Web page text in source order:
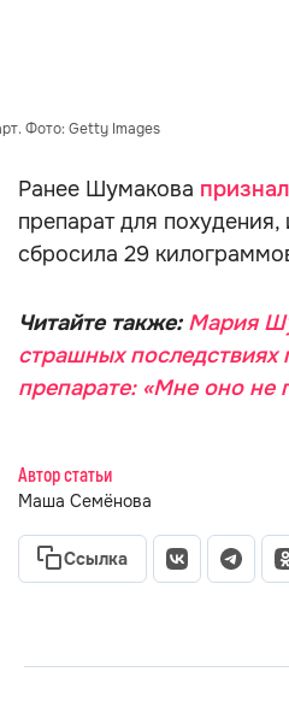
Фото: Getty Images
Ранее Шумакова
препарат для похудения,
сбросила 29
Читайте также: Мария
страшных
препарате: «Мне оно не
Автор статьи
Маша Семёнова
Ссылка